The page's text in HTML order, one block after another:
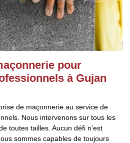
pour
à Gujan
de maçonnerie au service de
Nous intervenons sur tous les
toutes tailles. Aucun défi n’est
sommes capables de toujours